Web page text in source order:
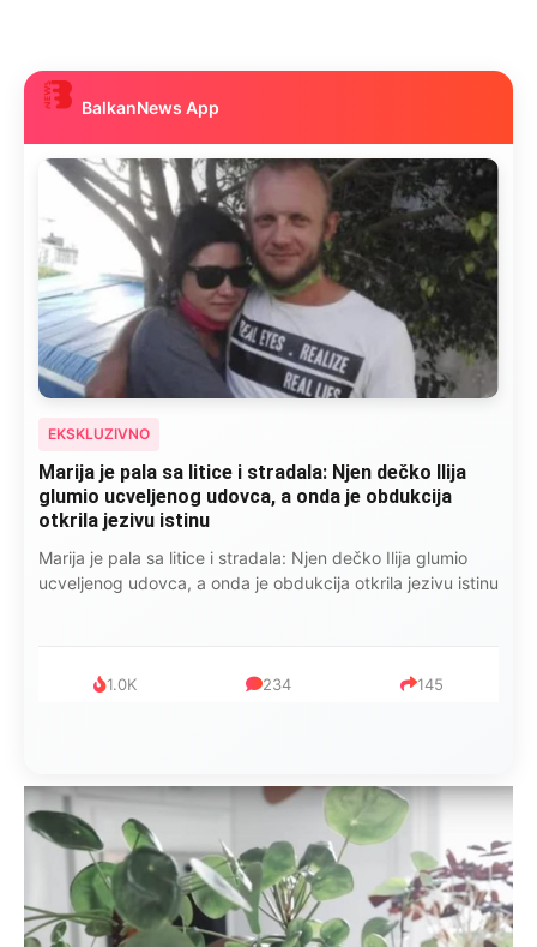
BalkanNews App
EKSKLUZIVNO
Marija je pala sa litice i stradala: Njen dečko Ilija
glumio ucveljenog udovca, a onda je obdukcija
otkrila jezivu istinu
Marija je pala sa litice i stradala: Njen dečko Ilija glumio
ucveljenog udovca, a onda je obdukcija otkrila jezivu istinu
1.0K 234 145